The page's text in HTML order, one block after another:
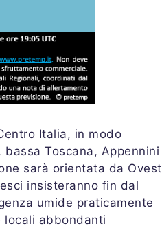
Italia, in modo
Toscana, Appennini
sarà orientata da Ovest
insisteranno fin dal
umide praticamente
locali abbondanti